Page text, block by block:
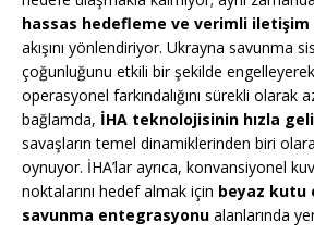
hassas hedefleme ve verimli iletişim
akışını yönlendiriyor. Ukrayna savunma
çoğunluğunu etkili bir şekilde
operasyonel farkındalığını sürekli olarak
bağlamda, İHA teknolojisinin hızla
savaşların temel dinamiklerinden biri
oynuyor. İHA’lar ayrıca, konvansiyonel
noktalarını hedef almak için beyaz kutu
savunma entegrasyonu alanlarında